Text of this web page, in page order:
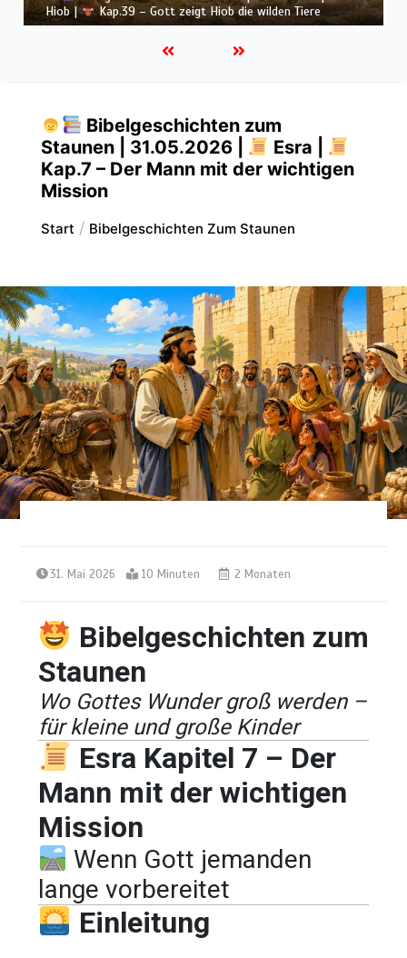
Hiob |
Kap.38 – Gott antwortet aus dem Sturm
Bibelgeschichten zum
Staunen | 31.05.2026 |
Esra |
Kap.7 – Der Mann mit der wichtigen
Mission
Start Bibelgeschichten Zum Staunen
31. Mai 2026 10 Minuten 2 Monaten
Bibelgeschichten zum
Staunen
Wo Gottes Wunder groß werden –
für kleine und große Kinder
Esra Kapitel 7 – Der
Mann mit der wichtigen
Mission
Wenn Gott jemanden
lange vorbereitet
Einleitung